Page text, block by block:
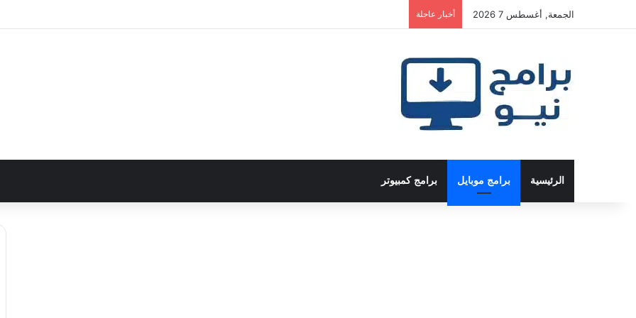
الجمعة, أغسطس 7 2026 أخبار عاجلة
الرئيسية برامج موبايل برامج كمبيوتر